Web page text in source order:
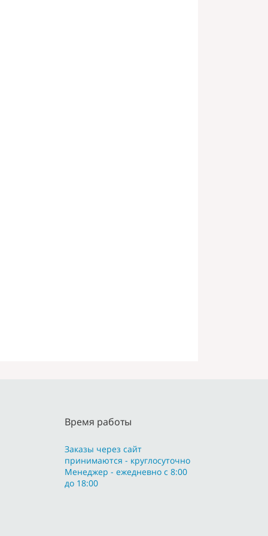
Время работы
Заказы через сайт
принимаются - круглосуточно
Менеджер - ежедневно с 8:00
до 18:00